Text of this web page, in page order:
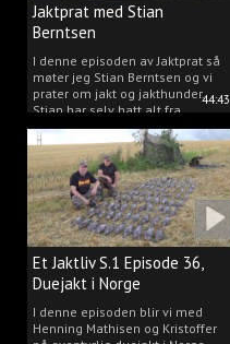
44:43
Jaktprat med Stian
Berntsen
I denne episoden av Jaktprat så
møter jeg Stian Berntsen og vi
prater om jakt og jakthunder.
Stian har selv hatt alt fra
støvere, til elghunder,
rådyrhunder, spetser, apportører
og stående fuglehunder.
Et Jaktliv S.1 Episode 36,
Duejakt i Norge
I denne episoden blir vi med
Henning Mathisen og Kristoffer